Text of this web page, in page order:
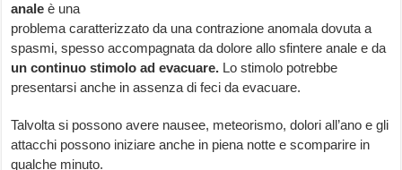
anale è una
problema caratterizzato da una contrazione anomala dovuta a
spasmi, spesso accompagnata da dolore allo sfintere anale e da
un continuo stimolo ad evacuare. Lo stimolo potrebbe
presentarsi anche in assenza di feci da evacuare.
Talvolta si possono avere nausee, meteorismo, dolori all’ano e gli
attacchi possono iniziare anche in piena notte e scomparire in
qualche minuto.